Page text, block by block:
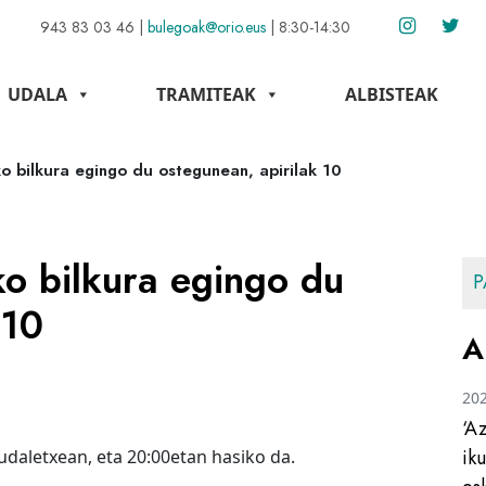
943 83 03 46 | bulegoak@orio.eus | 8:30-14:30
UDALA TRAMITEAK ALBISTEAK
bilkura egingo du ostegunean, apirilak 10
bilkura egingo du
eta 20:00etan hasiko da.